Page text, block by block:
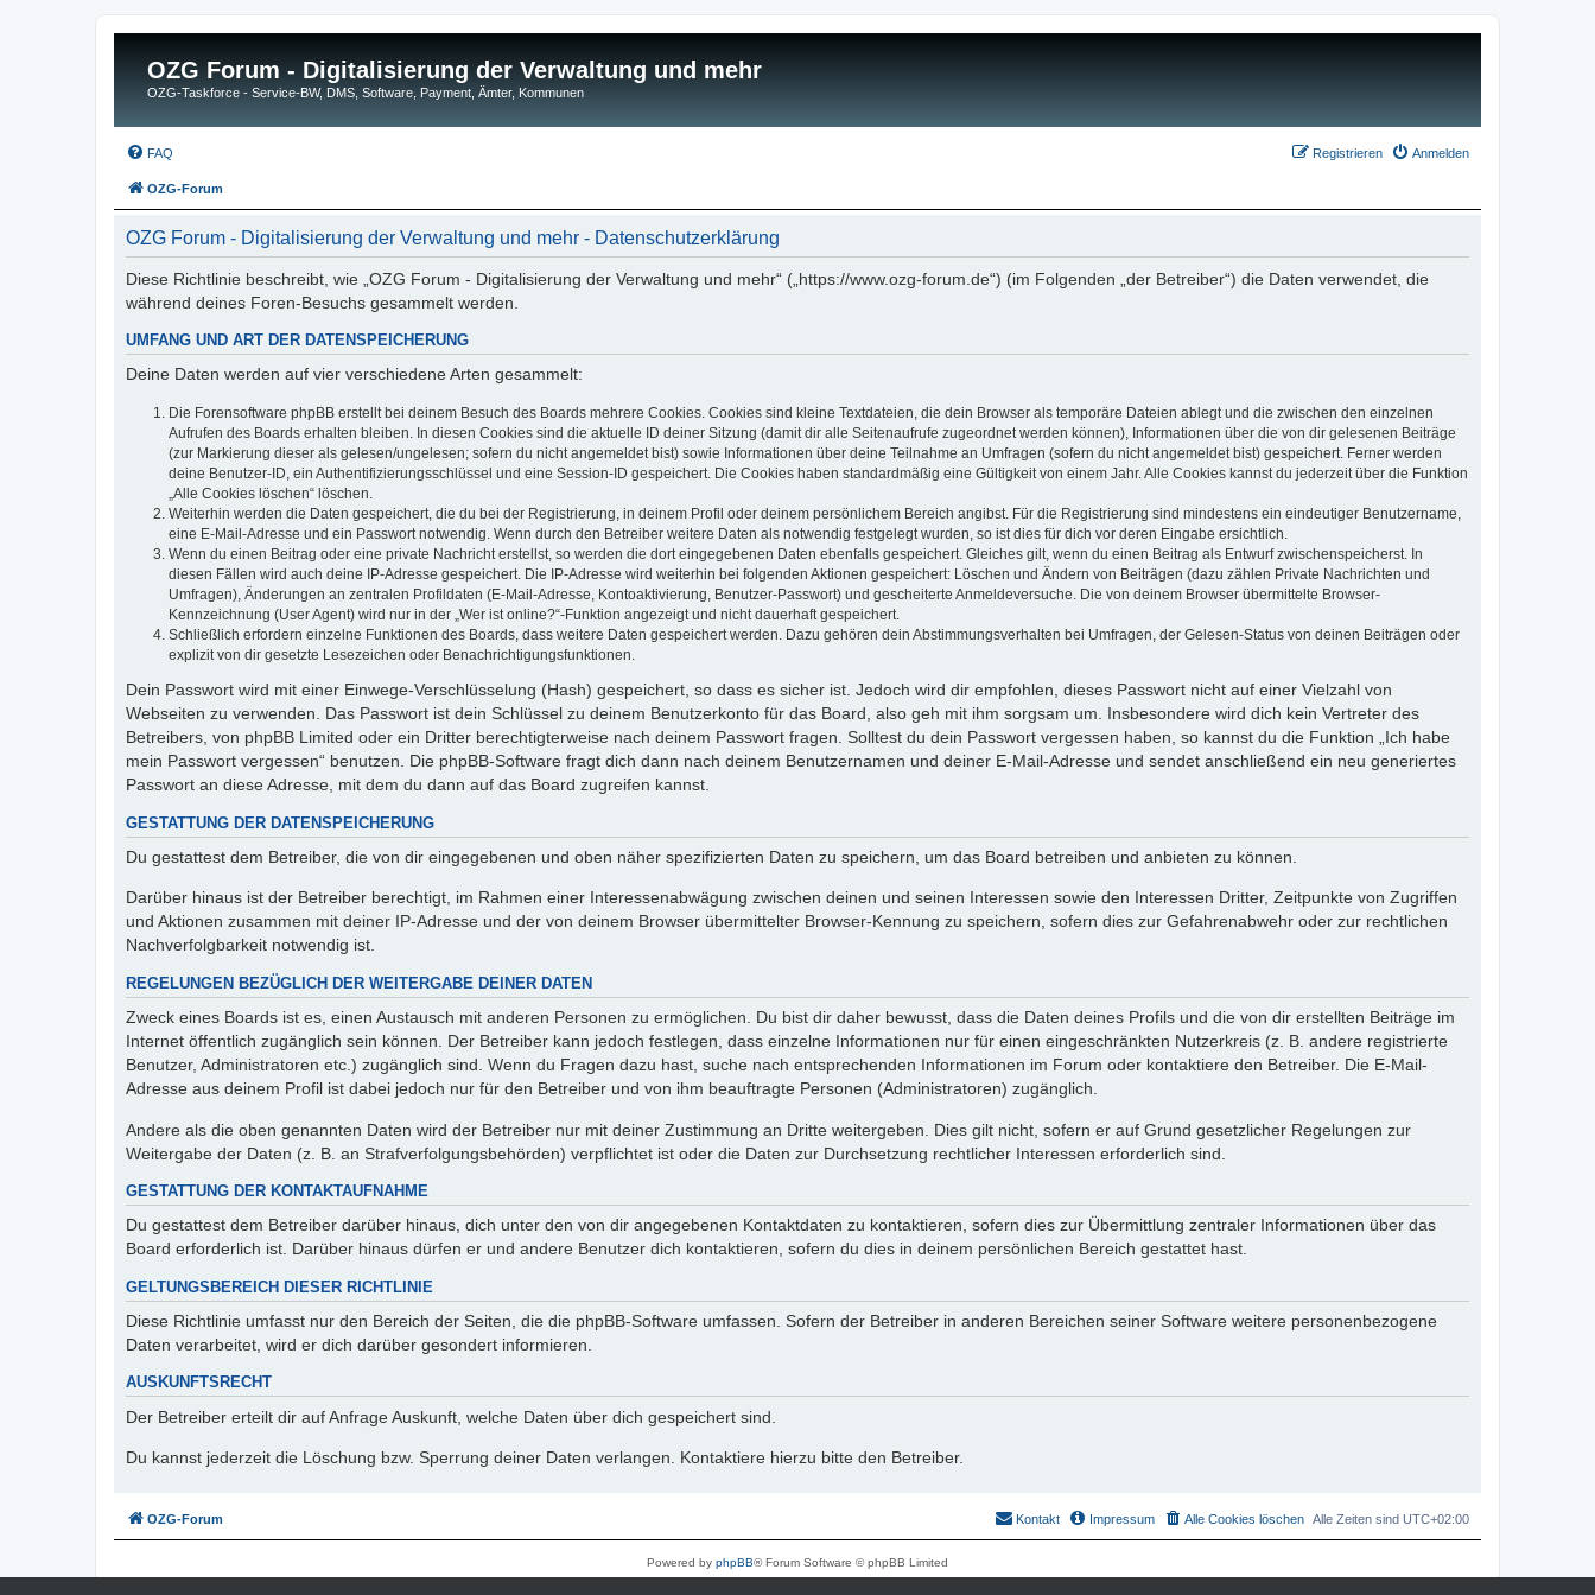
OZG Forum - Digitalisierung der Verwaltung und mehr
OZG-Taskforce - Service-BW, DMS, Software, Payment, Ämter, Kommunen
FAQ Anmelden
Registrieren
OZG-Forum
OZG Forum - Digitalisierung der Verwaltung und mehr - Datenschutzerklärung
Diese Richtlinie beschreibt, wie „OZG Forum - Digitalisierung der Verwaltung und mehr“ („https://www.ozg-forum.de“) (im Folgenden „der Betreiber“) die Daten verwendet, die
während deines Foren-Besuchs gesammelt werden.
UMFANG UND ART DER DATENSPEICHERUNG
Deine Daten werden auf vier verschiedene Arten gesammelt:
Die Forensoftware phpBB erstellt bei deinem Besuch des Boards mehrere Cookies. Cookies sind kleine Textdateien, die dein Browser als temporäre Dateien ablegt und die zwischen den einzelnen
Aufrufen des Boards erhalten bleiben. In diesen Cookies sind die aktuelle ID deiner Sitzung (damit dir alle Seitenaufrufe zugeordnet werden können), Informationen über die von dir gelesenen Beiträge
(zur Markierung dieser als gelesen/ungelesen; sofern du nicht angemeldet bist) sowie Informationen über deine Teilnahme an Umfragen (sofern du nicht angemeldet bist) gespeichert. Ferner werden
deine Benutzer-ID, ein Authentifizierungsschlüssel und eine Session-ID gespeichert. Die Cookies haben standardmäßig eine Gültigkeit von einem Jahr. Alle Cookies kannst du jederzeit über die Funktion
„Alle Cookies löschen“ löschen.
Weiterhin werden die Daten gespeichert, die du bei der Registrierung, in deinem Profil oder deinem persönlichem Bereich angibst. Für die Registrierung sind mindestens ein eindeutiger Benutzername,
eine E-Mail-Adresse und ein Passwort notwendig. Wenn durch den Betreiber weitere Daten als notwendig festgelegt wurden, so ist dies für dich vor deren Eingabe ersichtlich.
Wenn du einen Beitrag oder eine private Nachricht erstellst, so werden die dort eingegebenen Daten ebenfalls gespeichert. Gleiches gilt, wenn du einen Beitrag als Entwurf zwischenspeicherst. In
diesen Fällen wird auch deine IP-Adresse gespeichert. Die IP-Adresse wird weiterhin bei folgenden Aktionen gespeichert: Löschen und Ändern von Beiträgen (dazu zählen Private Nachrichten und
Umfragen), Änderungen an zentralen Profildaten (E-Mail-Adresse, Kontoaktivierung, Benutzer-Passwort) und gescheiterte Anmeldeversuche. Die von deinem Browser übermittelte Browser-
Kennzeichnung (User Agent) wird nur in der „Wer ist online?“-Funktion angezeigt und nicht dauerhaft gespeichert.
Schließlich erfordern einzelne Funktionen des Boards, dass weitere Daten gespeichert werden. Dazu gehören dein Abstimmungsverhalten bei Umfragen, der Gelesen-Status von deinen Beiträgen oder
explizit von dir gesetzte Lesezeichen oder Benachrichtigungsfunktionen.
Dein Passwort wird mit einer Einwege-Verschlüsselung (Hash) gespeichert, so dass es sicher ist. Jedoch wird dir empfohlen, dieses Passwort nicht auf einer Vielzahl von
Webseiten zu verwenden. Das Passwort ist dein Schlüssel zu deinem Benutzerkonto für das Board, also geh mit ihm sorgsam um. Insbesondere wird dich kein Vertreter des
Betreibers, von phpBB Limited oder ein Dritter berechtigterweise nach deinem Passwort fragen. Solltest du dein Passwort vergessen haben, so kannst du die Funktion „Ich habe
mein Passwort vergessen“ benutzen. Die phpBB-Software fragt dich dann nach deinem Benutzernamen und deiner E-Mail-Adresse und sendet anschließend ein neu generiertes
Passwort an diese Adresse, mit dem du dann auf das Board zugreifen kannst.
GESTATTUNG DER DATENSPEICHERUNG
Du gestattest dem Betreiber, die von dir eingegebenen und oben näher spezifizierten Daten zu speichern, um das Board betreiben und anbieten zu können.
Darüber hinaus ist der Betreiber berechtigt, im Rahmen einer Interessenabwägung zwischen deinen und seinen Interessen sowie den Interessen Dritter, Zeitpunkte von Zugriffen
und Aktionen zusammen mit deiner IP-Adresse und der von deinem Browser übermittelter Browser-Kennung zu speichern, sofern dies zur Gefahrenabwehr oder zur rechtlichen
Nachverfolgbarkeit notwendig ist.
REGELUNGEN BEZÜGLICH DER WEITERGABE DEINER DATEN
Zweck eines Boards ist es, einen Austausch mit anderen Personen zu ermöglichen. Du bist dir daher bewusst, dass die Daten deines Profils und die von dir erstellten Beiträge im
Internet öffentlich zugänglich sein können. Der Betreiber kann jedoch festlegen, dass einzelne Informationen nur für einen eingeschränkten Nutzerkreis (z. B. andere registrierte
Benutzer, Administratoren etc.) zugänglich sind. Wenn du Fragen dazu hast, suche nach entsprechenden Informationen im Forum oder kontaktiere den Betreiber. Die E-Mail-
Adresse aus deinem Profil ist dabei jedoch nur für den Betreiber und von ihm beauftragte Personen (Administratoren) zugänglich.
Andere als die oben genannten Daten wird der Betreiber nur mit deiner Zustimmung an Dritte weitergeben. Dies gilt nicht, sofern er auf Grund gesetzlicher Regelungen zur
Weitergabe der Daten (z. B. an Strafverfolgungsbehörden) verpflichtet ist oder die Daten zur Durchsetzung rechtlicher Interessen erforderlich sind.
GESTATTUNG DER KONTAKTAUFNAHME
Du gestattest dem Betreiber darüber hinaus, dich unter den von dir angegebenen Kontaktdaten zu kontaktieren, sofern dies zur Übermittlung zentraler Informationen über das
Board erforderlich ist. Darüber hinaus dürfen er und andere Benutzer dich kontaktieren, sofern du dies in deinem persönlichen Bereich gestattet hast.
GELTUNGSBEREICH DIESER RICHTLINIE
Diese Richtlinie umfasst nur den Bereich der Seiten, die die phpBB-Software umfassen. Sofern der Betreiber in anderen Bereichen seiner Software weitere personenbezogene
Daten verarbeitet, wird er dich darüber gesondert informieren.
AUSKUNFTSRECHT
Der Betreiber erteilt dir auf Anfrage Auskunft, welche Daten über dich gespeichert sind.
Du kannst jederzeit die Löschung bzw. Sperrung deiner Daten verlangen. Kontaktiere hierzu bitte den Betreiber.
OZG-Forum Alle Zeiten sind UTC+02:00
Alle Cookies löschen
Impressum
Kontakt
Powered by phpBB® Forum Software © phpBB Limited